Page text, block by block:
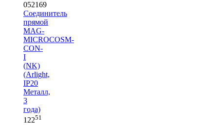
052169
Соединитель
прямой
MAG-
MICROCOSM-
CON-
I
(NK)
(Arlight,
IP20
Металл,
3
года)
12251